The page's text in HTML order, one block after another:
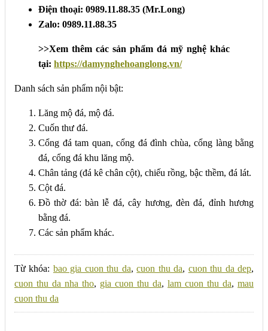
Điện thoại: 0989.11.88.35 (Mr.Long)
Zalo: 0989.11.88.35
>>Xem thêm các sản phẩm đá mỹ nghệ khác
tại: https://damynghehoanglong.vn/
Danh sách sản phẩm nội bật:
Lăng mộ đá, mộ đá.
Cuốn thư đá.
Cổng đá tam quan, cổng đá đình chùa, cổng làng bằng
đá, cổng đá khu lăng mộ.
Chân tảng (đá kê chân cột), chiếu rồng, bậc thềm, đá lát.
Cột đá.
Đồ thờ đá: bàn lễ đá, cây hương, đèn đá, đỉnh hương
bằng đá.
Các sản phẩm khác.
Từ khóa: bao gia cuon thu da,cuon thu da, cuon thu da dep,
cuon thu da nha tho, gia cuon thu da, lam cuon thu da, mau
cuon thu da